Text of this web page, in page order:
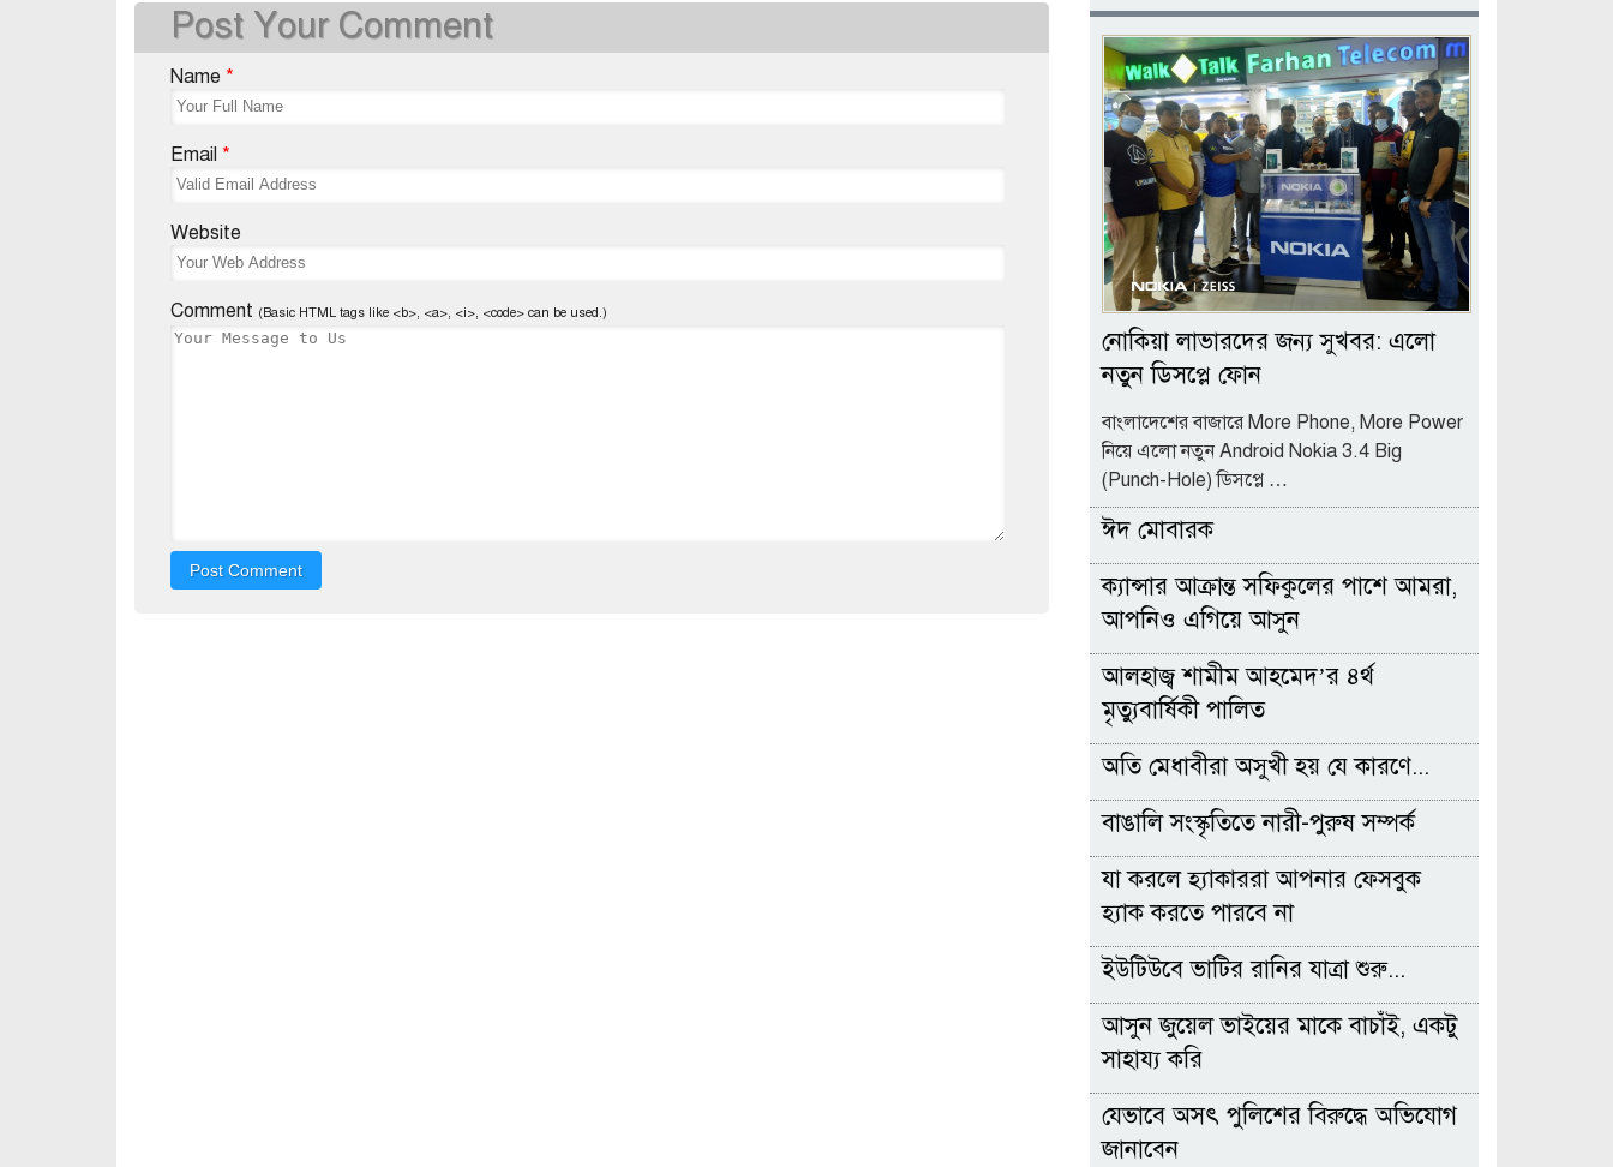
Post Your Comment
Name *
Email *
Website
Comment (Basic HTML tags like <b>, <a>, <i>, <code> can be used.)
নোকিয়া লাভারদের জন্য সুখবর: এলো
নতুন ডিসপ্লে ফোন
বাংলাদেশের বাজারে More Phone, More Power
নিয়ে এলো নতুন Android Nokia 3.4 Big
(Punch-Hole) ডিসপ্লে …
ঈদ মোবারক
ক্যান্সার আক্রান্ত সফিকুলের পাশে আমরা,
আপনিও এগিয়ে আসুন
আলহাজ্ব শামীম আহমেদ’র ৪র্থ
মৃত্যুবার্ষিকী পালিত
অতি মেধাবীরা অসুখী হয় যে কারণে...
বাঙালি সংস্কৃতিতে নারী-পুরুষ সম্পর্ক
যা করলে হ্যাকাররা আপনার ফেসবুক
হ্যাক করতে পারবে না
ইউটিউবে ভাটির রানির যাত্রা শুরু...
আসুন জুয়েল ভাইয়ের মাকে বাচাঁই, একটু
সাহায্য করি
যেভাবে অসৎ পুলিশের বিরুদ্ধে অভিযোগ
জানাবেন